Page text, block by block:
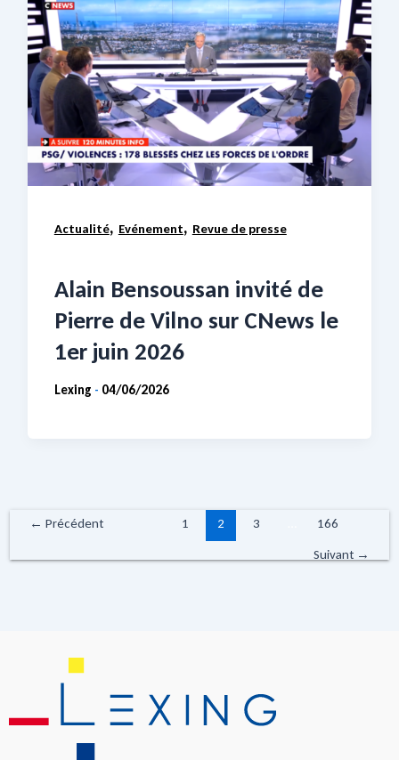
Actualité, Evénement, Revue de presse
Alain Bensoussan invité de
Pierre de Vilno sur CNews le
1er juin 2026
Lexing - 04/06/2026
← Précédent 1 2 3
166
Suivant →